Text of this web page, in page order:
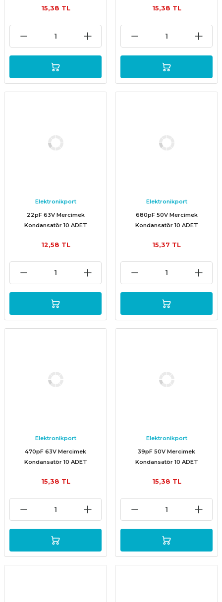
15,38 TL 15,38 TL
Elektronikport
22pF 63V Mercimek
Kondansatör 10 ADET
12,58 TL
Elektronikport
680pF 50V Mercimek
Kondansatör 10 ADET
15,37 TL
Elektronikport
470pF 63V Mercimek
Kondansatör 10 ADET
15,38 TL
Elektronikport
39pF 50V Mercimek
Kondansatör 10 ADET
15,38 TL